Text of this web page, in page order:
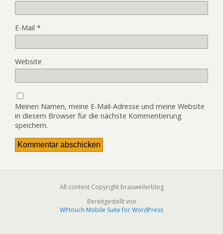
E-Mail *
Website
Meinen Namen, meine E-Mail-Adresse und meine Website
in diesem Browser für die nächste Kommentierung
speichern.
All content Copyright brauweilerblog
Bereitgestellt von
WPtouch Mobile Suite for WordPress